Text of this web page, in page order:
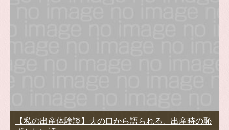
【私の出産体験談】夫の口から語られる、出産時の恥